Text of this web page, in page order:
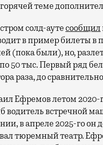
горячей теме
солд-аутесообщил
в пример билеты в
(пока были), но,
50 тыс. Первый ряд
раза, до
Ефремов летом 2020-
водитель встречной
в апреле 2025-го он
тюремный театр.